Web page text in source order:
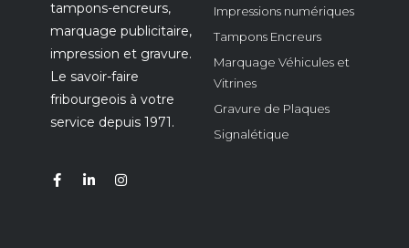
tampons-encreurs,
marquage publicitaire,
impression et gravure.
Le savoir-faire
fribourgeois à votre
service depuis 1971.
Impressions numériques
Tampons Encreurs
Marquage Véhicules et
Vitrines
Gravure de Plaques
Signalétique